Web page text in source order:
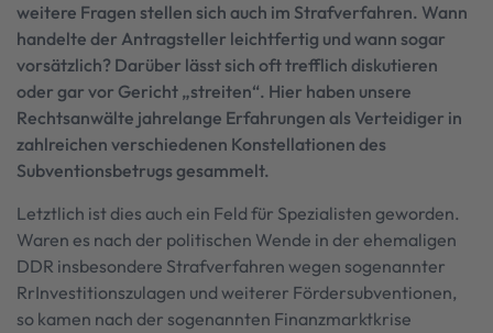
weitere Fragen stellen sich auch im Strafverfahren. Wann
handelte der Antragsteller leichtfertig und wann sogar
vorsätzlich? Darüber lässt sich oft trefflich diskutieren
oder gar vor Gericht „streiten“. Hier haben unsere
Rechtsanwälte jahrelange Erfahrungen als Verteidiger in
zahlreichen verschiedenen Konstellationen des
Subventionsbetrugs gesammelt.
Letztlich ist dies auch ein Feld für Spezialisten geworden.
Waren es nach der politischen Wende in der ehemaligen
DDR insbesondere Strafverfahren wegen sogenannter
RrInvestitionszulagen und weiterer Fördersubventionen,
so kamen nach der sogenannten Finanzmarktkrise